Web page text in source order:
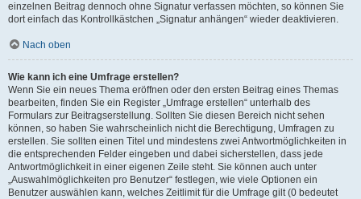
einzelnen Beitrag dennoch ohne Signatur verfassen möchten, so können Sie
dort einfach das Kontrollkästchen „Signatur anhängen“ wieder deaktivieren.
Nach oben
Wie kann ich eine Umfrage erstellen?
Wenn Sie ein neues Thema eröffnen oder den ersten Beitrag eines Themas
bearbeiten, finden Sie ein Register „Umfrage erstellen“ unterhalb des
Formulars zur Beitragserstellung. Sollten Sie diesen Bereich nicht sehen
können, so haben Sie wahrscheinlich nicht die Berechtigung, Umfragen zu
erstellen. Sie sollten einen Titel und mindestens zwei Antwortmöglichkeiten in
die entsprechenden Felder eingeben und dabei sicherstellen, dass jede
Antwortmöglichkeit in einer eigenen Zeile steht. Sie können auch unter
„Auswahlmöglichkeiten pro Benutzer“ festlegen, wie viele Optionen ein
Benutzer auswählen kann, welches Zeitlimit für die Umfrage gilt (0 bedeutet